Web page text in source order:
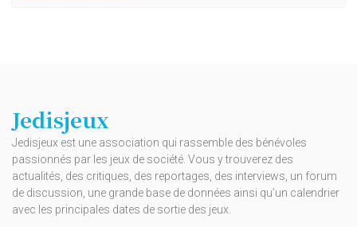
Jedisjeux
Jedisjeux est une association qui rassemble des bénévoles
passionnés par les jeux de société. Vous y trouverez des
actualités, des critiques, des reportages, des interviews, un forum
de discussion, une grande base de données ainsi qu’un calendrier
avec les principales dates de sortie des jeux.